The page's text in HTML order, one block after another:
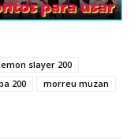
slayer 200
200
morreu muzan